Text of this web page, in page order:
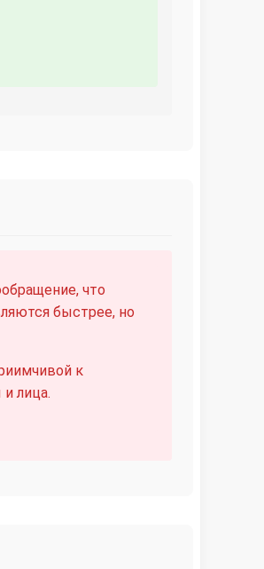
что
быстрее, но
к
лица.